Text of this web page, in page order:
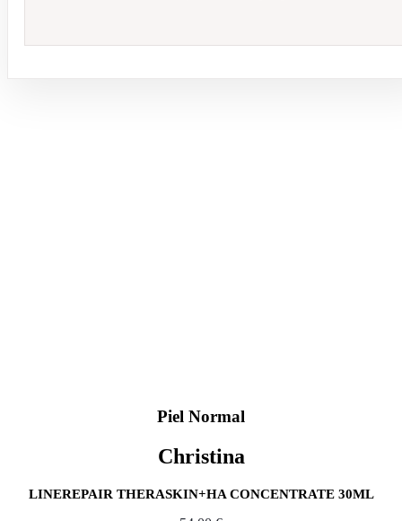
Piel Normal
Christina
LINEREPAIR THERASKIN+HA CONCENTRATE 30ML